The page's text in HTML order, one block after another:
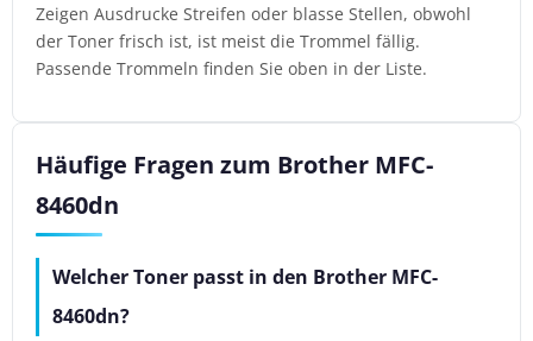
Zeigen Ausdrucke Streifen oder blasse Stellen, obwohl
der Toner frisch ist, ist meist die Trommel fällig.
Passende Trommeln finden Sie oben in der Liste.
Häufige Fragen zum Brother MFC-
8460dn
Welcher Toner passt in den Brother MFC-
8460dn?